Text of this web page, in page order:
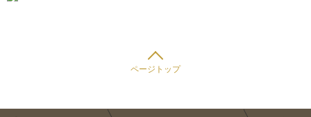
ページトップ